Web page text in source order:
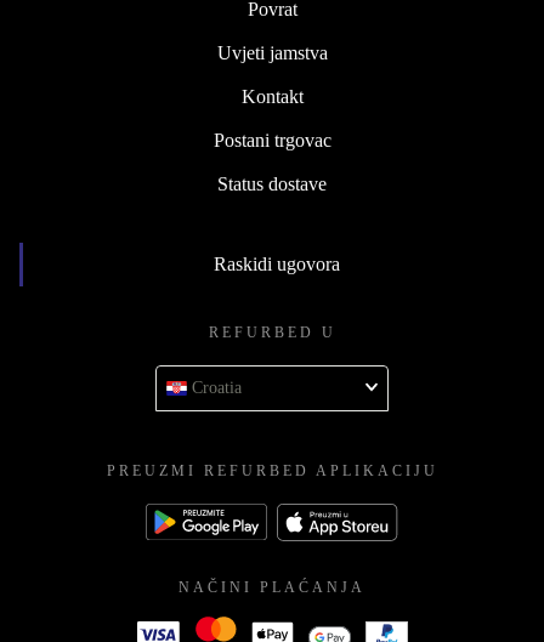
Povrat
Uvjeti jamstva
Kontakt
Postani trgovac
Status dostave
Raskidi ugovora
REFURBED U
Croatia
PREUZMI REFURBED APLIKACIJU
NAČINI PLAĆANJA